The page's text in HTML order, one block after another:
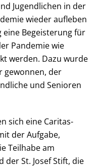
Jugendlichen in der
wieder aufleben
eine Begeisterung für
Pandemie wie
werden. Dazu wurde
gewonnen, der
und Senioren
sich eine Caritas-
der Aufgabe,
Teilhabe am
St. Josef Stift, die